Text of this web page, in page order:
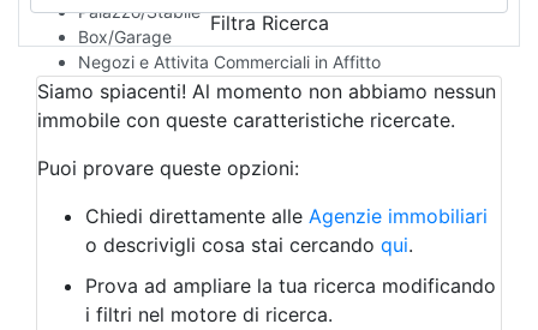
Palazzo/Stabile
Box/Garage
Negozi e Attivita Commerciali in Affitto
Qualsiasi
Attività/Licenza Commerciale
Azienda Agricola
Bar/Ristorante
Albergo
Laboratorio Artigianale
Negozio/locale commerciale
Agriturismo
Magazzini
Filtra Ricerca
Siamo spiacenti! Al momento non abbiamo nessun
immobile con queste caratteristiche ricercate.
Puoi provare queste opzioni:
Chiedi direttamente alle Agenzie immobiliari
o descrivigli cosa stai cercando qui.
Prova ad ampliare la tua ricerca modificando
i filtri nel motore di ricerca.